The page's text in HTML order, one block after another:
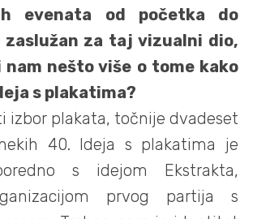
evenata od početka do
zaslužan za taj vizualni dio,
nam nešto više o tome kako
s plakatima?
izbor plakata, točnije dvadeset
40. Ideja s plakatima je
s idejom Ekstrakta,
prvog partija s